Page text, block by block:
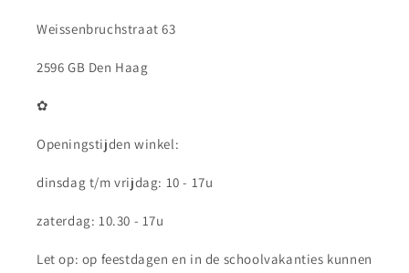
Weissenbruchstraat 63
2596 GB Den Haag
✿
Openingstijden winkel:
dinsdag t/m vrijdag: 10 - 17u
zaterdag: 10.30 - 17u
Let op: op feestdagen en in de schoolvakanties kunnen